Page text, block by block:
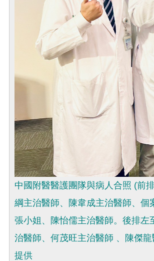
中國附醫醫護團隊與病人合照 (前
綱主治醫師、陳韋成主治醫師、個
張小姐、陳怡儒主治醫師。後排左
治醫師、何茂旺主治醫師 、陳傑
提供